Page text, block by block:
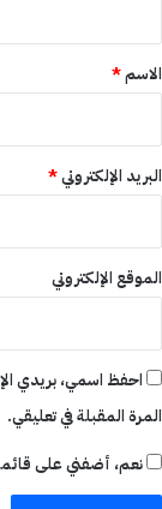
*
الاسم*
البريد الإلكتروني*
الموقع الإلكتروني
احفظ اسمي، بريدي
المرة المقبلة في تعليقي.
نعم، أضفني على